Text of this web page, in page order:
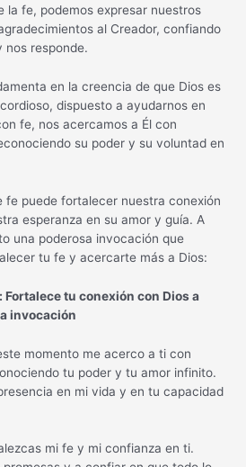
la fe, podemos expresar nuestros
al Creador, confiando
nos responde.
en la creencia de que Dios es
dispuesto a ayudarnos en
fe, nos acercamos a Él con
su poder y su voluntad en
fe puede fortalecer nuestra conexión
esperanza en su amor y guía. A
una poderosa invocación que
tu fe y acercarte más a Dios:
tu conexión con Dios a
invocación
momento me acerco a ti con
tu poder y tu amor infinito.
en mi vida y en tu capacidad
mi fe y mi confianza en ti.